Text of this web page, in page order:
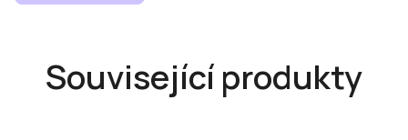
Související produkty